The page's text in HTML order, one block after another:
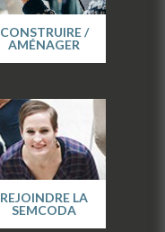
CONSTRUIRE /
AMÉNAGER
REJOINDRE LA
SEMCODA